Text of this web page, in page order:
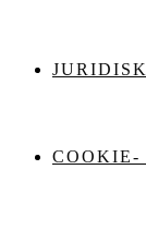
COOKIE-